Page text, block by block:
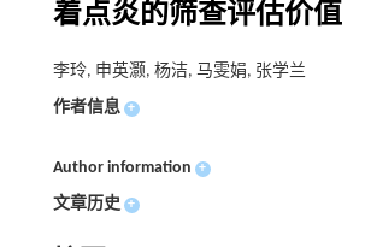
着点炎的筛查评估价值
李玲, 申英灏, 杨洁, 马雯娟, 张学兰
作者信息 +
Author information +
文章历史 +